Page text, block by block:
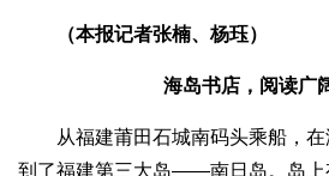
（本报记者张楠、杨珏）
海岛书店，阅读广
从福建莆田石城南码头乘船，在
到了福建第三大岛——南日岛。岛上